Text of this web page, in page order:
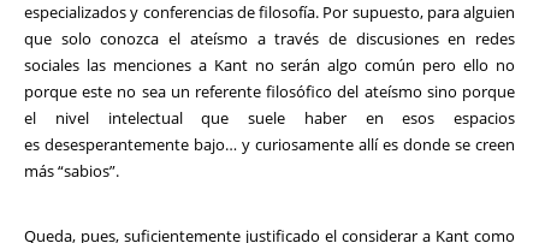
especializados y conferencias de filosofía. Por supuesto, para alguien
que solo conozca el ateísmo a través de discusiones en redes
sociales las menciones a Kant no serán algo común pero ello no
porque este no sea un referente filosófico del ateísmo sino porque
el nivel intelectual que suele haber en esos espacios
es desesperantemente bajo… y curiosamente allí es donde se creen
más “sabios”.
Queda, pues, suficientemente justificado el considerar a Kant como